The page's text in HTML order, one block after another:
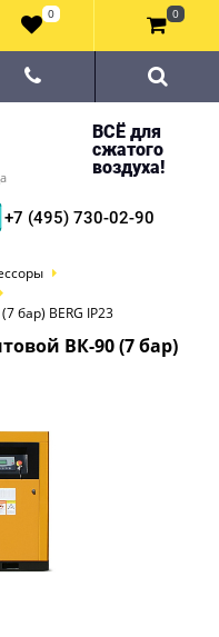
ВСЁ для
сжатого
воздуха!
+7 (495) 730-02-90
бар) BERG IP23
ВК-90 (7 бар)
0 0